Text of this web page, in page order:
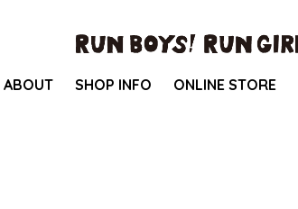
ABOUT SHOP INFO ONLINE STORE